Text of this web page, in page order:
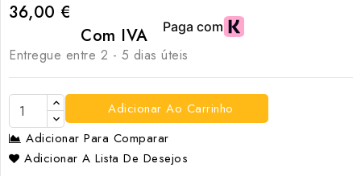
36,00 €
Com IVA
Entregue entre 2 - 5 dias úteis
Adicionar Ao Carrinho
Adicionar Para Comparar
Adicionar A Lista De Desejos